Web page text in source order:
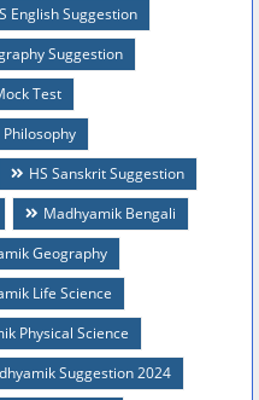
English Suggestion
Suggestion
Test
Philosophy
HS Sanskrit Suggestion
Madhyamik Bengali
Geography
Life Science
Physical Science
Suggestion 2024